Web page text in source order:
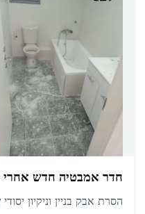
חדר אמבטיה חדש אחרי
הסרת אבק בניין וניקיון